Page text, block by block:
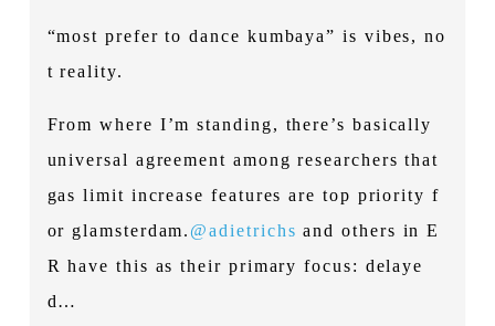
“most prefer to dance kumbaya” is vibes, no
t reality.
From where I’m standing, there’s basically
universal agreement among researchers that
gas limit increase features are top priority f
or glamsterdam. @adietrichs and others in E
R have this as their primary focus: delaye
d…